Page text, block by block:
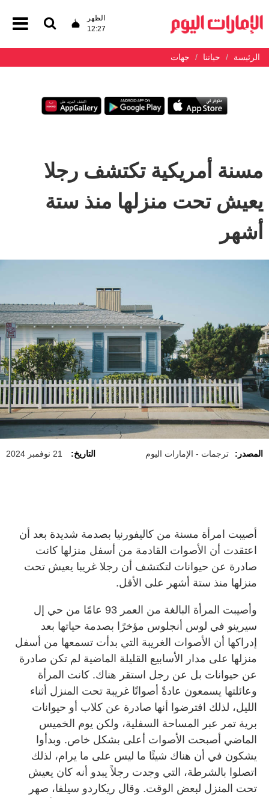
الظهر
12:27
الرئيسة حياتنا جهات
مسنة أمريكية تكتشف رجلا
يعيش تحت منزلها منذ ستة
أشهر
المصدر: ترجمات - الإمارات اليوم التاريخ: 21 نوفمبر 2024
أصيبت امرأة مسنة من كاليفورنيا بصدمة شديدة بعد أن
اعتقدت أن الأصوات القادمة من أسفل منزلها كانت
صادرة عن حيوانات لتكتشف أن رجلا غريبا يعيش تحت
منزلها منذ ستة أشهر على الأقل.
وأصيبت المرأة البالغة من العمر 93 عامًا من حي إل
سيرينو في لوس أنجلوس مؤخرًا بصدمة حياتها بعد
إدراكها أن الأصوات الغريبة التي بدأت تسمعها من أسفل
منزلها على مدار الأسابيع القليلة الماضية لم تكن صادرة
عن حيوانات بل عن رجل استقر هناك. كانت المرأة
وعائلتها يسمعون عادةً أصواتًا غريبة تحت المنزل أثناء
الليل، لذلك افترضوا أنها صادرة عن كلاب أو حيوانات
برية تمر عبر المساحة السفلية، ولكن يوم الخميس
الماضي أصبحت الأصوات أعلى بشكل خاص. وبدأوا
يشكون في أن هناك شيئًا ما ليس على ما يرام، لذلك
اتصلوا بالشرطة، التي وجدت رجلاً يبدو أنه كان يعيش
تحت المنزل لبعض الوقت. وقال ريكاردو سيلفا، صهر